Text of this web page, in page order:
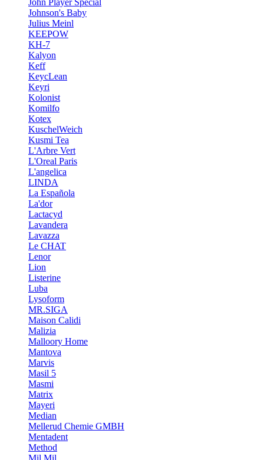
John Player Special
Johnson's Baby
Julius Meinl
KEEPOW
KH-7
Kalyon
Keff
KeycLean
Keyri
Kolonist
Komilfo
Kotex
KuschelWeich
Kusmi Tea
L'Arbre Vert
L'Oreal Paris
L'angelica
LINDA
La Española
La'dor
Lactacyd
Lavandera
Lavazza
Le CHAT
Lenor
Lion
Listerine
Luba
Lysoform
MR.SIGA
Maison Calidi
Malizia
Malloory Home
Mantova
Marvis
Masil 5
Masmi
Matrix
Mayeri
Median
Mellerud Chemie GMBH
Mentadent
Method
Mil Mil